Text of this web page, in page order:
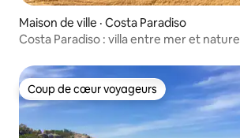
Maison de ville · Costa Paradiso
Costa Paradiso : villa entre mer et nature
Coup de cœur voyageurs
Coup de cœur voyageurs